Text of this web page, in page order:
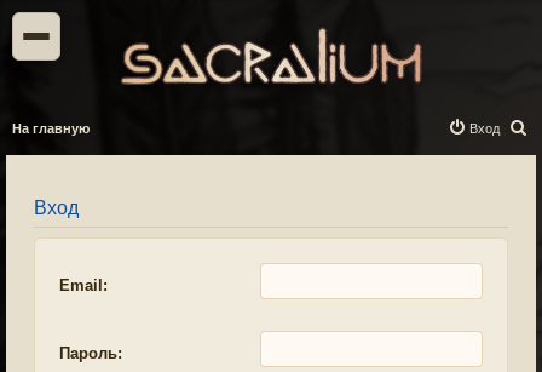
На главную
о
Вход
Вход
Email:
Пароль: